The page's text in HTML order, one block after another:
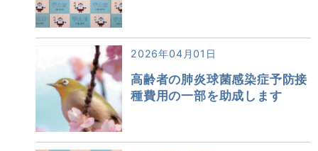
2026年04月01日
高齢者の肺炎球菌感染症予防接
種費用の一部を助成します